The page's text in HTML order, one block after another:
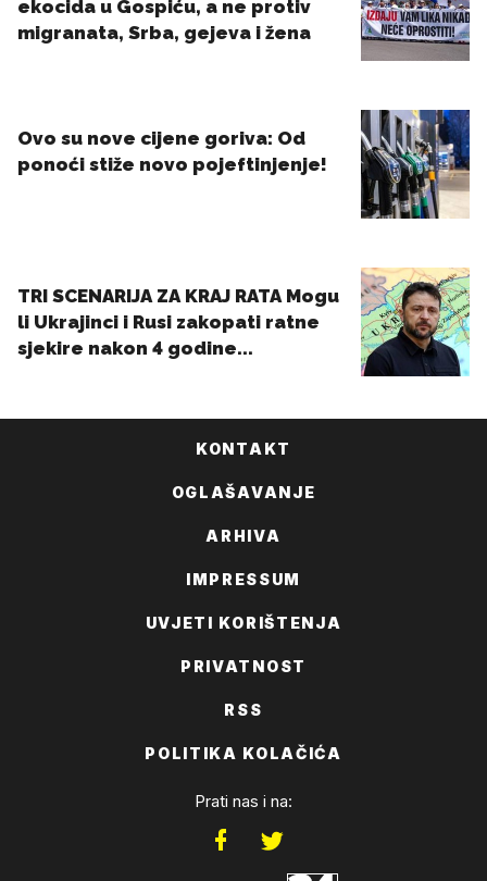
KONTAKT
OGLAŠAVANJE
ARHIVA
IMPRESSUM
UVJETI KORIŠTENJA
PRIVATNOST
RSS
POLITIKA KOLAČIĆA
Prati nas i na: